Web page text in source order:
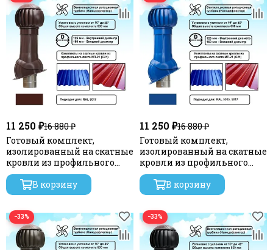
11 250 ₽16 880 ₽
Готовый комплект,
изолированный на скатные
кровли из профильного
листа МП-21 (С21) d 125/160
мм, цвет коричневый RAL
8017, серия Twister
В корзину
11 250 ₽16 880 ₽
Готовый комплект,
изолированный на скатные
кровли из профильного
листа МП-21 (С21) d 125/160
мм, цвет синий RAL 5005,
серия Twister
В корзину
−33% −33%